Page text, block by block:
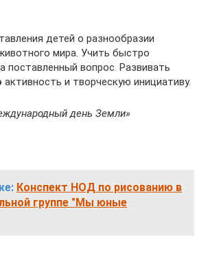
детей о разнообразии
мира. Учить быстро
поставленный вопрос. Развивать
активность и творческую инициативу.
день Земли»
Конспект НОД по рисованию в
группе "Мы юные